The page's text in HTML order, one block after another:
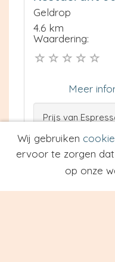
Geldrop
4.6 km
Waardering:
Meer
Prijs van
Prijs van
Type
Wij gebruiken
ervoor te zorgen
op onze